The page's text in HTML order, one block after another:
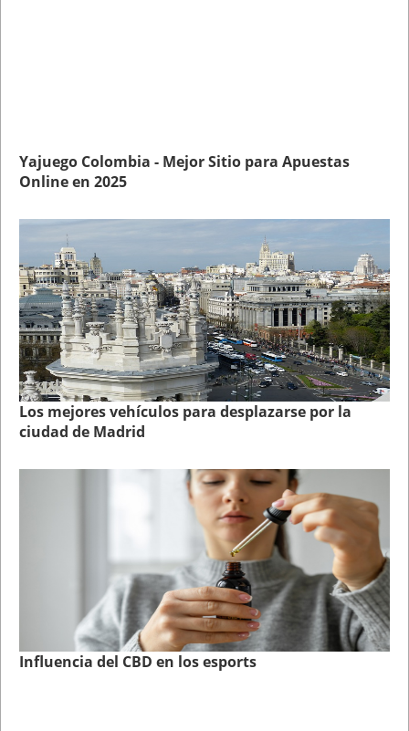
Yajuego Colombia - Mejor Sitio para Apuestas
Online en 2025
Los mejores vehículos para desplazarse por la
ciudad de Madrid
Influencia del CBD en los esports